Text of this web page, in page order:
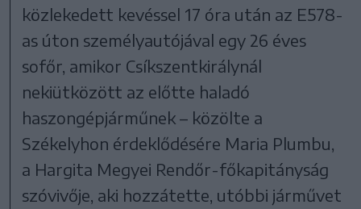
közlekedett kevéssel 17 óra után az E578-
as úton személyautójával egy 26 éves
sofőr, amikor Csíkszentkirálynál
nekiütközött az előtte haladó
haszongépjárműnek – közölte a
Székelyhon érdeklődésére Maria Plumbu,
a Hargita Megyei Rendőr-főkapitányság
szóvivője, aki hozzátette, utóbbi járművet